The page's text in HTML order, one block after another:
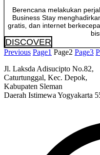
Berencana melakukan
Business Stay
gratis, dan internet
DISCOVER
Previous Page1 Page2 Page3
Jl. Laksda Adisucipto No.82,
Caturtunggal, Kec. Depok,
Kabupaten Sleman
Daerah Istimewa Yogyakarta